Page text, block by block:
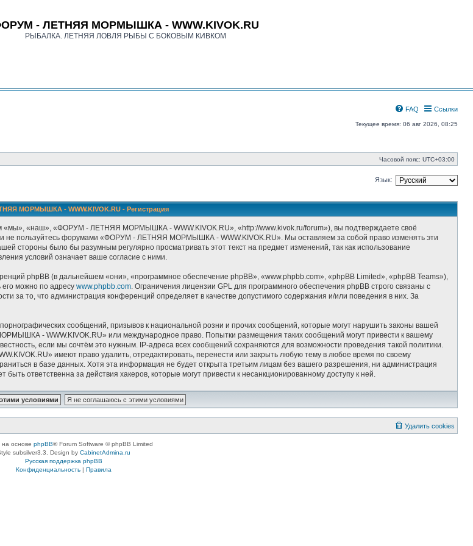
- ЛЕТНЯЯ МОРМЫШКА - WWW.KIVOK.RU
РЫБАЛКА. ЛЕТНЯЯ ЛОВЛЯ РЫБЫ С БОКОВЫМ КИВКОМ
Ссылки
FAQ
Текущее время: 06 авг 2026, 08:25
Часовой пояс: UTC+03:00
Язык:
МОРМЫШКА - WWW.KIVOK.RU - Регистрация
«наш», «ФОРУМ - ЛЕТНЯЯ МОРМЫШКА - WWW.KIVOK.RU», «http://www.kivok.ru/forum»), вы подтверждаете своё
и не пользуйтесь форумами «ФОРУМ - ЛЕТНЯЯ МОРМЫШКА - WWW.KIVOK.RU». Мы оставляем за собой право изменять эти
стороны было бы разумным регулярно просматривать этот текст на предмет изменений, так как использование
условий означает ваше согласие с ними.
phpBB (в дальнейшем «они», «программное обеспечение phpBB», «www.phpbb.com», «phpBB Limited», «phpBB Teams»),
можно по адресу www.phpbb.com. Ограничения лицензии GPL для программного обеспечения phpBB строго связаны с
за то, что администрация конференций определяет в качестве допустимого содержания и/или поведения в них. За
сообщений, призывов к национальной розни и прочих сообщений, которые могут нарушить законы вашей
- WWW.KIVOK.RU» или международное право. Попытки размещения таких сообщений могут привести к вашему
если мы сочтём это нужным. IP-адреса всех сообщений сохраняются для возможности проведения такой политики.
имеют право удалить, отредактировать, перенести или закрыть любую тему в любое время по своему
в базе данных. Хотя эта информация не будет открыта третьим лицам без вашего разрешения, ни администрация
за действия хакеров, которые могут привести к несанкционированному доступу к ней.
Удалить cookies
основе phpBB® Forum Software © phpBB Limited
subsilver3.3. Design by CabinetAdmina.ru
Русская поддержка phpBB
Конфиденциальность| Правила